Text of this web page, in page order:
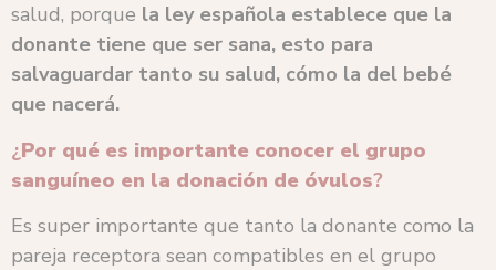
salud, porque la ley española establece que la
donante tiene que ser sana, esto para
salvaguardar tanto su salud, cómo la del bebé
que nacerá.
¿Por qué es importante conocer el grupo
sanguíneo en la donación de óvulos?
Es super importante que tanto la donante como la
pareja receptora sean compatibles en el grupo